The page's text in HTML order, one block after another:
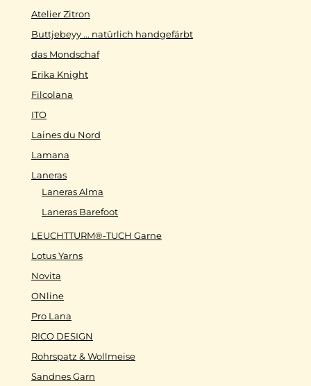
Atelier Zitron
Buttjebeyy ... natürlich handgefärbt
das Mondschaf
Erika Knight
Filcolana
ITO
Laines du Nord
Lamana
Laneras
Laneras Alma
Laneras Barefoot
LEUCHTTURM®-TUCH Garne
Lotus Yarns
Novita
ONline
Pro Lana
RICO DESIGN
Rohrspatz & Wollmeise
Sandnes Garn